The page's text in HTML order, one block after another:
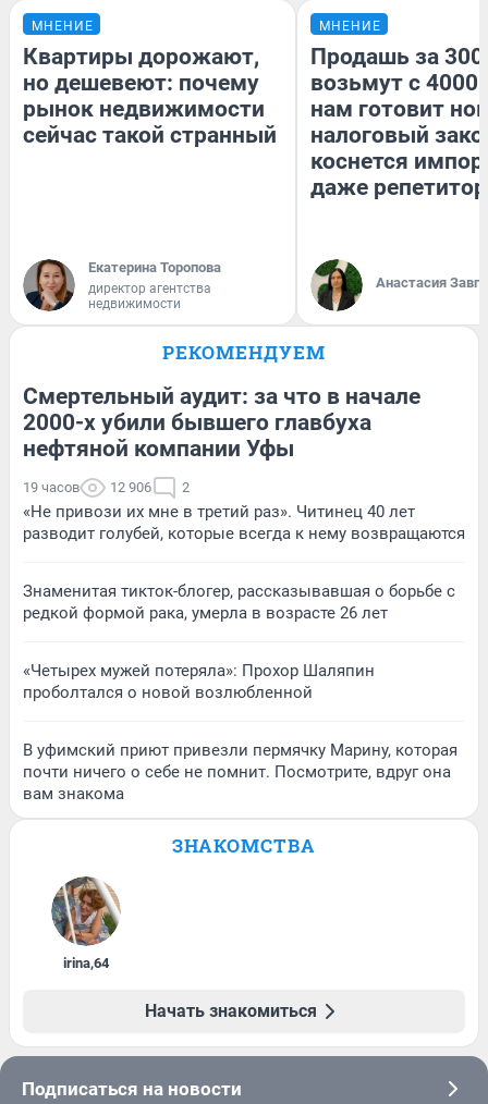
МНЕНИЕ
Квартиры дорожают,
но дешевеют: почему
рынок недвижимости
сейчас такой странный
Екатерина Торопова
директор агентства
недвижимости
МНЕНИЕ
Продашь за
возьмут с
нам готовит
налоговый
коснется
даже
Анастасия
РЕКОМЕНДУЕМ
Смертельный аудит: за что в начале
2000-х убили бывшего главбуха
нефтяной компании Уфы
19 часов 12 906 2
«Не привози их мне в третий раз». Читинец 40 лет
разводит голубей, которые всегда к нему возвращаются
Знаменитая тикток-блогер, рассказывавшая о борьбе с
редкой формой рака, умерла в возрасте 26 лет
«Четырех мужей потеряла»: Прохор Шаляпин
проболтался о новой возлюбленной
В уфимский приют привезли пермячку Марину, которая
почти ничего о себе не помнит. Посмотрите, вдруг она
вам знакома
ЗНАКОМСТВА
irina,64
Начать знакомиться
Подписаться на новости